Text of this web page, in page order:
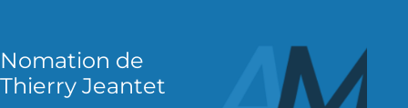
Nomation de
Thierry Jeantet
UK